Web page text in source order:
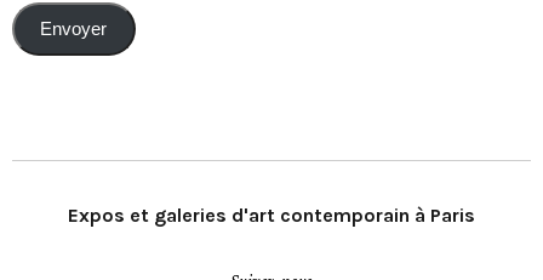
Envoyer
Expos et galeries d'art contemporain à Paris